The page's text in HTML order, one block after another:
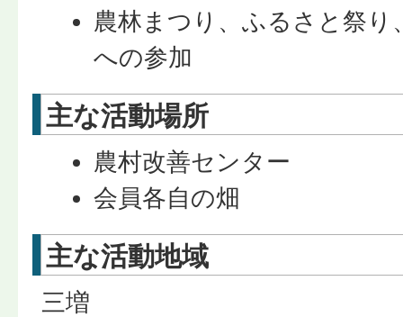
農林まつり、ふるさと祭
への参加
主な活動場所
農村改善センター
会員各自の畑
主な活動地域
三増